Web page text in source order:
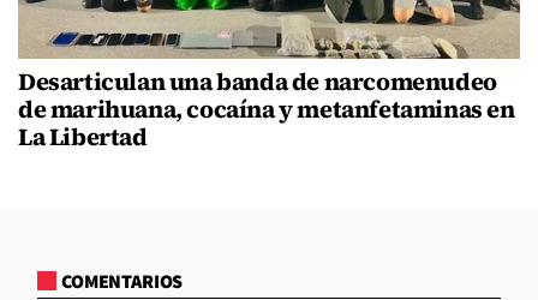
Desarticulan una banda de narcomenudeo
de marihuana, cocaína y metanfetaminas en
La Libertad
COMENTARIOS